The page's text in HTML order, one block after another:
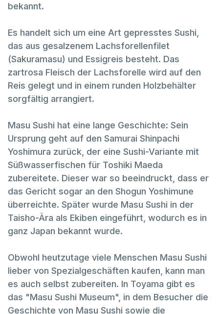
bekannt.
Es handelt sich um eine Art gepresstes Sushi,
das aus gesalzenem Lachsforellenfilet
(Sakuramasu) und Essigreis besteht. Das
zartrosa Fleisch der Lachsforelle wird auf den
Reis gelegt und in einem runden Holzbehälter
sorgfältig arrangiert.
Masu Sushi hat eine lange Geschichte: Sein
Ursprung geht auf den Samurai Shinpachi
Yoshimura zurück, der eine Sushi-Variante mit
Süßwasserfischen für Toshiki Maeda
zubereitete. Dieser war so beeindruckt, dass er
das Gericht sogar an den Shogun Yoshimune
überreichte. Später wurde Masu Sushi in der
Taisho-Ära als Ekiben eingeführt, wodurch es in
ganz Japan bekannt wurde.
Obwohl heutzutage viele Menschen Masu Sushi
lieber von Spezialgeschäften kaufen, kann man
es auch selbst zubereiten. In Toyama gibt es
das "Masu Sushi Museum", in dem Besucher die
Geschichte von Masu Sushi sowie die